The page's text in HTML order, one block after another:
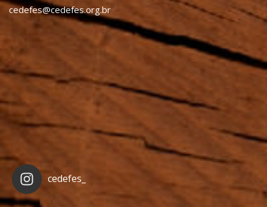
cedefes@cedefes.org.br
cedefes_